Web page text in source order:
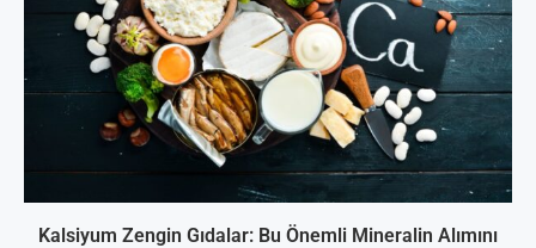
Kalsiyum Zengin Gıdalar: Bu Önemli Mineralin Alımını